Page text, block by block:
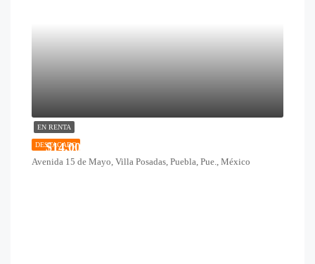
EN RENTA
DESTACADO
$14,000
Avenida 15 de Mayo, Villa Posadas, Puebla, Pue., México